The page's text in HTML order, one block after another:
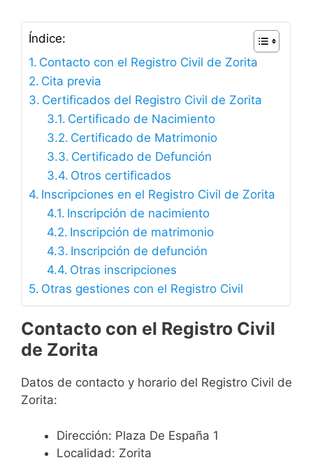
Índice:
Contacto con el Registro Civil de Zorita
Cita previa
Certificados del Registro Civil de Zorita
Certificado de Nacimiento
Certificado de Matrimonio
Certificado de Defunción
Otros certificados
Inscripciones en el Registro Civil de Zorita
Inscripción de nacimiento
Inscripción de matrimonio
Inscripción de defunción
Otras inscripciones
Otras gestiones con el Registro Civil
Contacto con el Registro Civil
de Zorita
Datos de contacto y horario del Registro Civil de
Zorita:
Dirección: Plaza De España 1
Localidad: Zorita